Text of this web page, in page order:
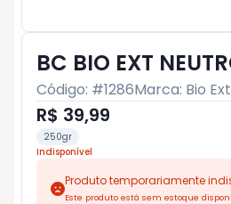
BC BIO EXT
Código: #1286Marca: Bio
R$ 39,99
250gr
Indisponível
Produto temporariamente
Este produto está sem estoque